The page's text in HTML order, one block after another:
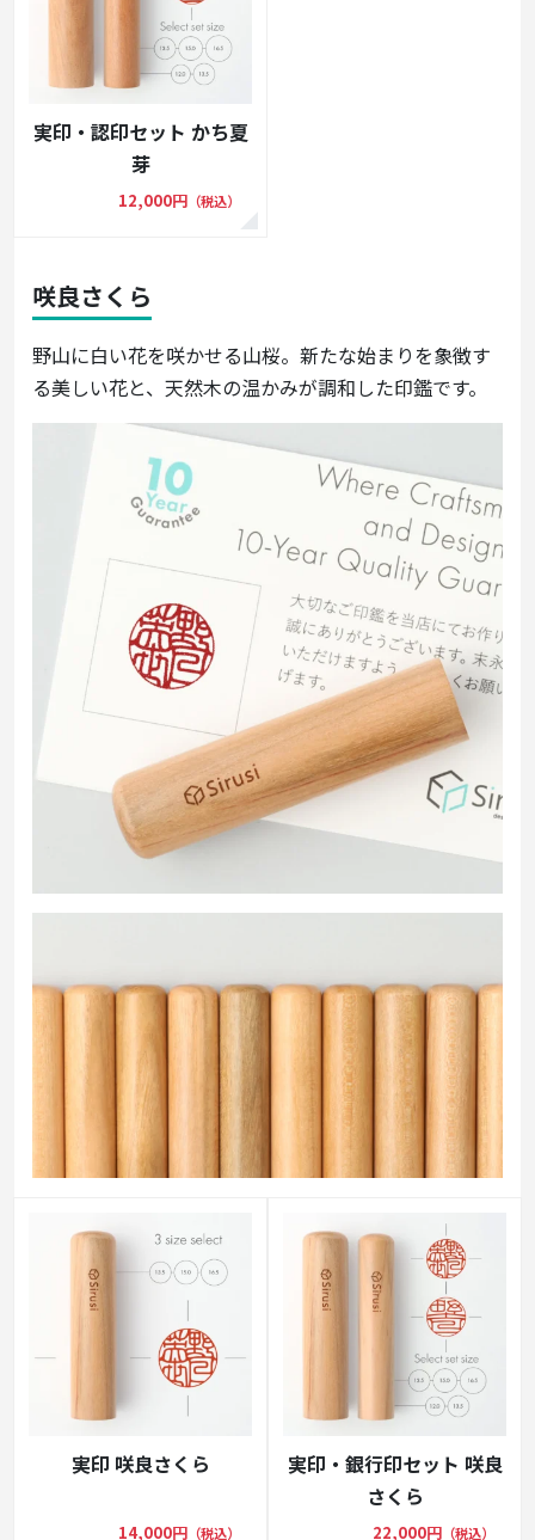
実印・認印セット かち夏
芽
12,000円 （税込）
咲良さくら
野山に白い花を咲かせる山桜。新たな始まりを象徴す
る美しい花と、天然木の温かみが調和した印鑑です。
実印 咲良さくら
14,000円 （税込）
実印・銀行印セット 咲良
さくら
22,000円 （税込）